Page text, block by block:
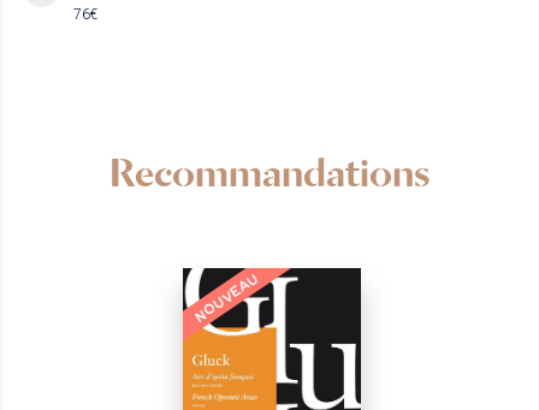
76€
Recommandations
NOUVEAU